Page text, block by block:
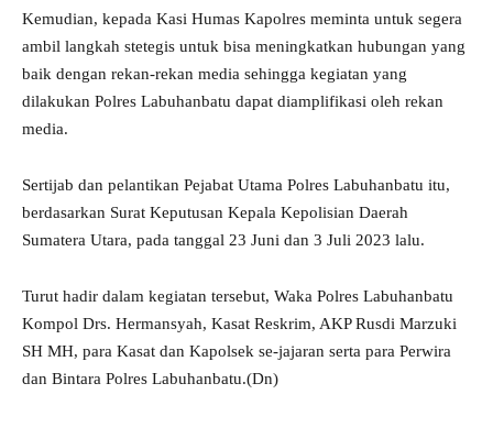
Kemudian, kepada Kasi Humas Kapolres meminta untuk segera
ambil langkah stetegis untuk bisa meningkatkan hubungan yang
baik dengan rekan-rekan media sehingga kegiatan yang
dilakukan Polres Labuhanbatu dapat diamplifikasi oleh rekan
media.
Sertijab dan pelantikan Pejabat Utama Polres Labuhanbatu itu,
berdasarkan Surat Keputusan Kepala Kepolisian Daerah
Sumatera Utara, pada tanggal 23 Juni dan 3 Juli 2023 lalu.
Turut hadir dalam kegiatan tersebut, Waka Polres Labuhanbatu
Kompol Drs. Hermansyah, Kasat Reskrim, AKP Rusdi Marzuki
SH MH, para Kasat dan Kapolsek se-jajaran serta para Perwira
dan Bintara Polres Labuhanbatu.(Dn)